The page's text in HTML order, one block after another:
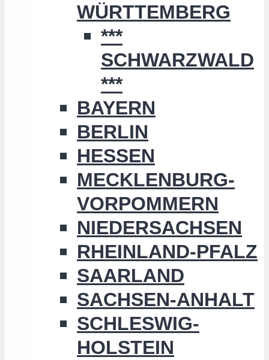
WÜRTTEMBERG
***
SCHWARZWALD
***
BAYERN
BERLIN
HESSEN
MECKLENBURG-
VORPOMMERN
NIEDERSACHSEN
RHEINLAND-PFALZ
SAARLAND
SACHSEN-ANHALT
SCHLESWIG-
HOLSTEIN